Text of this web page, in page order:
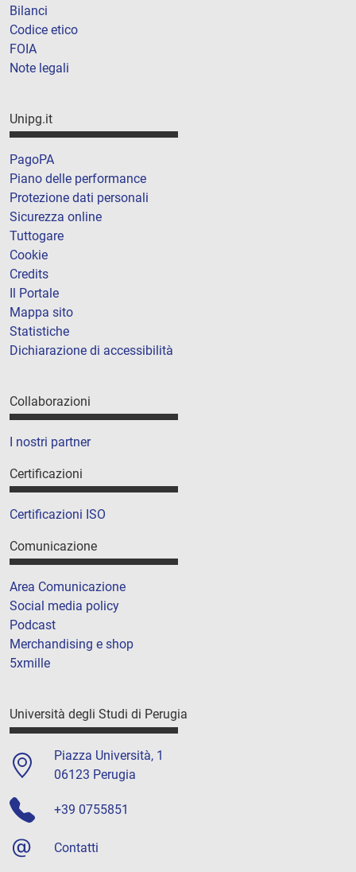
Bilanci
Codice etico
FOIA
Note legali
Unipg.it
PagoPA
Piano delle performance
Protezione dati personali
Sicurezza online
Tuttogare
Cookie
Credits
Il Portale
Mappa sito
Statistiche
Dichiarazione di accessibilità
Collaborazioni
I nostri partner
Certificazioni
Certificazioni ISO
Comunicazione
Area Comunicazione
Social media policy
Podcast
Merchandising e shop
5xmille
Università degli Studi di Perugia
Piazza Università, 1
06123 Perugia
+39 0755851
Contatti